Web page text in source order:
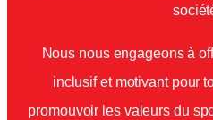
Nous nous engageons à
inclusif et motivant pour
promouvoir les valeurs du